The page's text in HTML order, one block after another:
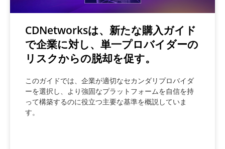
CDNetworksは、新たな購入ガイド
で企業に対し、単一プロバイダーの
リスクからの脱却を促す。
このガイドでは、企業が適切なセカンダリプロバイダ
ーを選択し、より強固なプラットフォームを自信を持
って構築するのに役立つ主要な基準を概説していま
す。